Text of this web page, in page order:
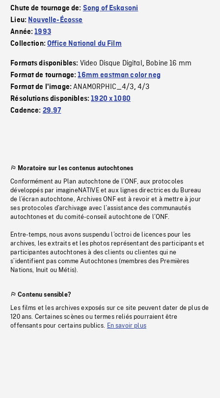
Chute de tournage de: Song of Eskasoni
Lieu: Nouvelle-Écosse
Année:1993
Collection:Office National du Film
Formats disponibles: Video Disque Digital, Bobine 16 mm
Format de tournage:16mm eastman color neg
Format de l'image:ANAMORPHIC_4/3, 4/3
Résolutions disponibles:1920 x 1080
Cadence: 29.97
Moratoire sur les contenus autochtones
Conformément au Plan autochtone de l’ONF, aux protocoles
développés par imagineNATIVE et aux lignes directrices du Bureau
de l’écran autochtone, Archives ONF est à revoir et à mettre à jour
ses protocoles d’archivage avec l’assistance des communautés
autochtones et du comité-conseil autochtone de l’ONF.
Entre-temps, nous avons suspendu l’octroi de licences pour les
archives, les extraits et les photos représentant des participants et
participantes autochtones à des clients ou clientes qui ne
s’identifient pas comme Autochtones (membres des Premières
Nations, Inuit ou Métis).
Contenu sensible?
Les films et les archives exposés sur ce site peuvent dater de plus de
120 ans. Certaines scènes ou termes reliés pourraient être
offensants pour certains publics. En savoir plus